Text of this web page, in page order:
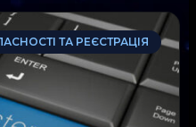
ТА РЕЄСТРАЦІЯ